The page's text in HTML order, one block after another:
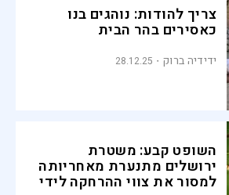
צריך להודות: נוהגים בנו
כאסירים בהר הבית
ידידיה ברוק 28.12.25
השופט קבע: משטרת
ירושלים מתנערת מאחריותה
למסור את צווי ההרחקה לידי